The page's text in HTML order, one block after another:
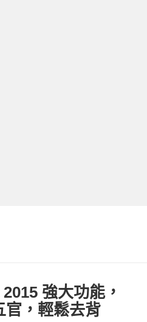
強大功能，
官，輕鬆去背